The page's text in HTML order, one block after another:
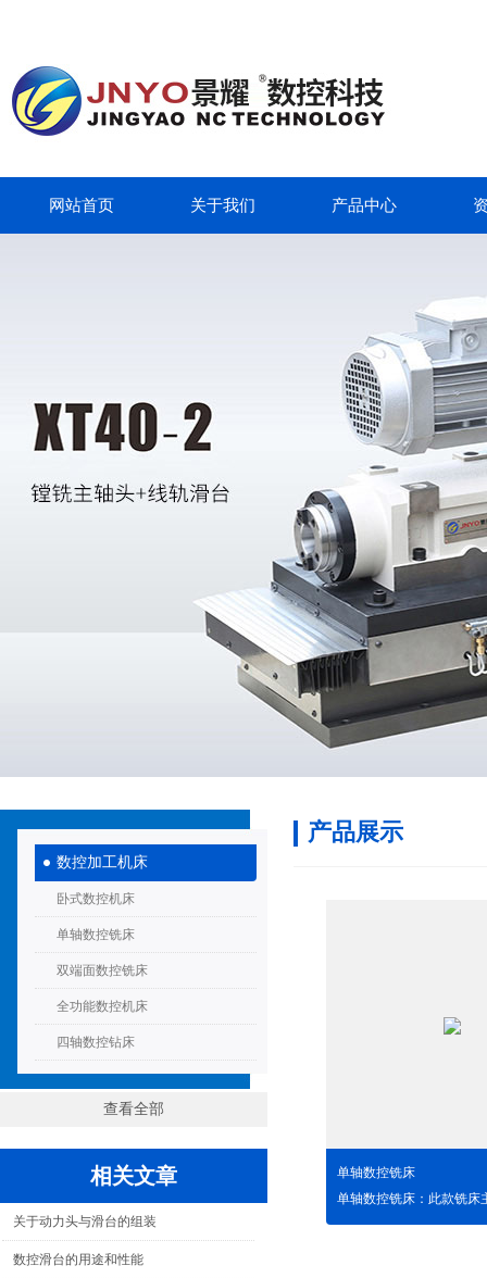
网站首页 关于我们 产品中心
数控加工机床
卧式数控机床
单轴数控铣床
双端面数控铣床
全功能数控机床
四轴数控钻床
查看全部
相关文章
关于动力头与滑台的组装
数控滑台的用途和性能
产品展示
单轴数控铣床